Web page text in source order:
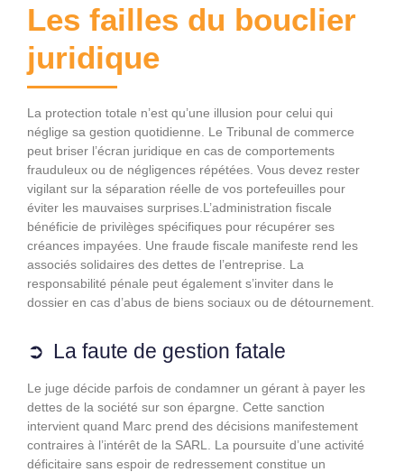
Les failles du bouclier
juridique
La protection totale n’est qu’une illusion pour celui qui
néglige sa gestion quotidienne. Le Tribunal de commerce
peut briser l’écran juridique en cas de comportements
frauduleux ou de négligences répétées. Vous devez rester
vigilant sur la séparation réelle de vos portefeuilles pour
éviter les mauvaises surprises.L’administration fiscale
bénéficie de privilèges spécifiques pour récupérer ses
créances impayées. Une fraude fiscale manifeste rend les
associés solidaires des dettes de l’entreprise. La
responsabilité pénale peut également s’inviter dans le
dossier en cas d’abus de biens sociaux ou de détournement.
La faute de gestion fatale
Le juge décide parfois de condamner un gérant à payer les
dettes de la société sur son épargne. Cette sanction
intervient quand Marc prend des décisions manifestement
contraires à l’intérêt de la SARL. La poursuite d’une activité
déficitaire sans espoir de redressement constitue un